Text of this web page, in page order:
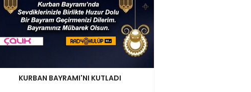
KURBAN BAYRAMI'NI KUTLADI